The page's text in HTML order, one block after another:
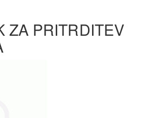
ZA PRITRDITEV